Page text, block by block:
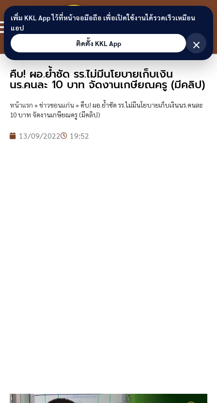
Skip to content
ขอนแก่น
ลิงก์
คืบ! ผอ.ย้ำชัด รร.ไม่มีนโยบายเก็บเงิน
นร.คนละ 10 บาท จัดงานเกษียณครู (มีคลิป)
หน้าแรก »ข่าวขอนแก่น» คืบ! ผอ.ย้ำชัด รร.ไม่มีนโยบายเก็บเงินนร.คนละ
10 บาท จัดงานเกษียณครู (มีคลิป)
13/09/2022 19:52
เพิ่ม KKL App ไว้ที่หน้าจอมือถือ เพื่อเปิดใช้งานได้รวดเร็วเหมือน
แอป
ติดตั้ง KKL App
×